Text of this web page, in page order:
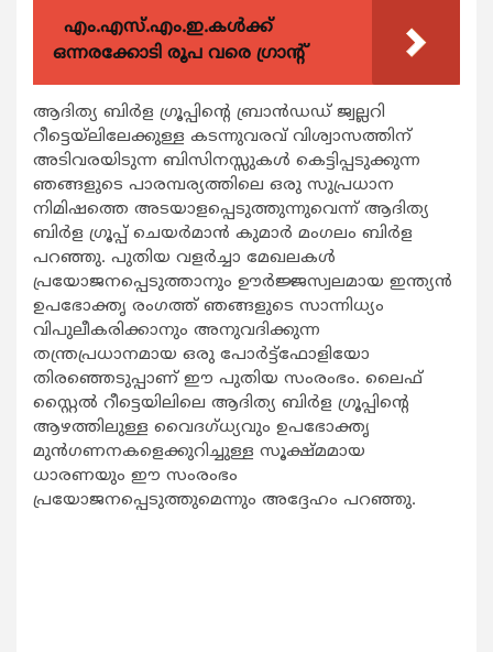
എം.എസ്.എം.ഇ.കൾക്ക്
ഒന്നരക്കോടി രൂപ വരെ ഗ്രാന്റ്
ആദിത്യ ബിർള ഗ്രൂപ്പിന്‍റെ ബ്രാൻഡഡ് ജ്വല്ലറി
റീട്ടെയ്‌ലിലേക്കുള്ള കടന്നുവരവ് വിശ്വാസത്തിന്
അടിവരയിടുന്ന ബിസിനസ്സുകൾ കെട്ടിപ്പടുക്കുന്ന
ഞങ്ങളുടെ പാരമ്പര്യത്തിലെ ഒരു സുപ്രധാന
നിമിഷത്തെ അടയാളപ്പെടുത്തുന്നുവെന്ന് ആദിത്യ
ബിർള ഗ്രൂപ്പ് ചെയർമാൻ കുമാർ മംഗലം ബിർള
പറഞ്ഞു. പുതിയ വളർച്ചാ മേഖലകള്‍
പ്രയോജനപ്പെടുത്താനും ഊർജ്ജസ്വലമായ ഇന്ത്യൻ
ഉപഭോക്തൃ രംഗത്ത് ഞങ്ങളുടെ സാന്നിധ്യം
വിപുലീകരിക്കാനും അനുവദിക്കുന്ന
തന്ത്രപ്രധാനമായ ഒരു പോർട്ട്‌ഫോളിയോ
തിരഞ്ഞെടുപ്പാണ് ഈ പുതിയ സംരംഭം. ലൈഫ്
സ്റ്റൈൽ റീട്ടെയിലിലെ ആദിത്യ ബിർള ഗ്രൂപ്പിന്‍റെ
ആഴത്തിലുള്ള വൈദഗ്ധ്യവും ഉപഭോക്തൃ
മുൻഗണനകളെക്കുറിച്ചുള്ള സൂക്ഷ്മമായ
ധാരണയും ഈ സംരംഭം
പ്രയോജനപ്പെടുത്തുമെന്നും അദ്ദേഹം പറഞ്ഞു.